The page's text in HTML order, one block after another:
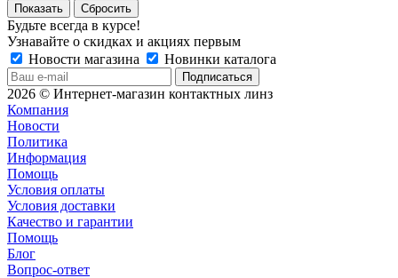
Сбросить
Будьте всегда в курсе!
Узнавайте о скидках и акциях первым
Новости магазина
Новинки каталога
2026 © Интернет-магазин контактных линз
Компания
Новости
Политика
Информация
Помощь
Условия оплаты
Условия доставки
Качество и гарантии
Помощь
Блог
Вопрос-ответ